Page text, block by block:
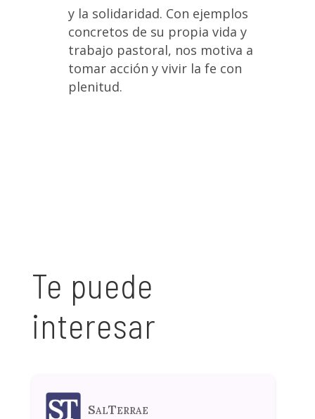
y la solidaridad. Con ejemplos
concretos de su propia vida y
trabajo pastoral, nos motiva a
tomar acción y vivir la fe con
plenitud.
Te puede
interesar
SalTerrae